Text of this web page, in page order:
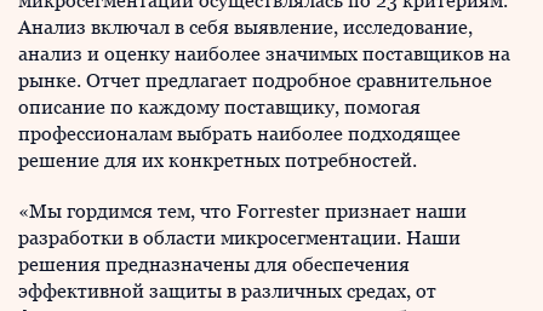
Анализ включал в себя выявление, исследование,
анализ и оценку наиболее значимых поставщиков на
рынке. Отчет предлагает подробное сравнительное
описание по каждому поставщику, помогая
профессионалам выбрать наиболее подходящее
решение для их конкретных потребностей.
«Мы гордимся тем, что Forrester признает наши
разработки в области микросегментации. Наши
решения предназначены для обеспечения
эффективной защиты в различных средах, от